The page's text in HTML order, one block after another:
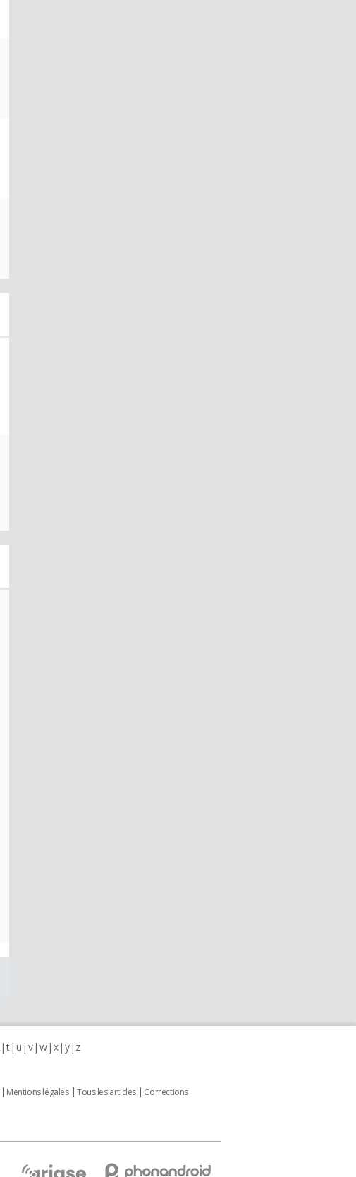
t u v w x y z
Mentions légales Tous les articles
Corrections